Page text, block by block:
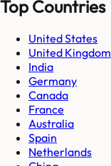
Top Countries
United States
United Kingdom
India
Germany
Canada
France
Australia
Spain
Netherlands